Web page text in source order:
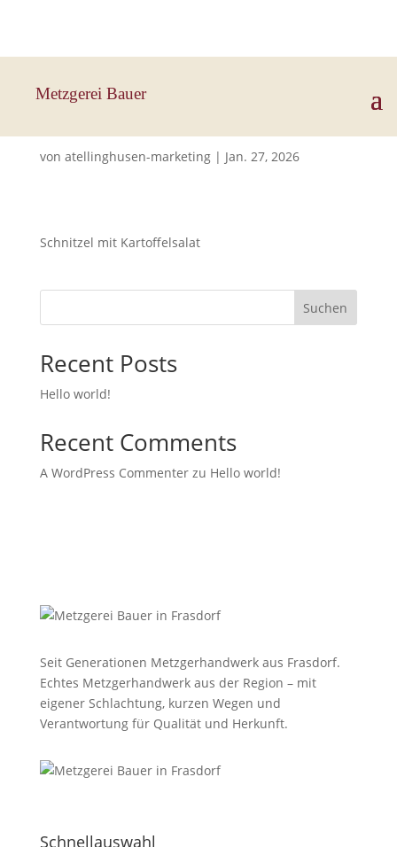
Metzgerei Bauer
von atellinghusen-marketing| Jan. 27, 2026
Schnitzel mit Kartoffelsalat
Suchen
Recent Posts
Hello world!
Recent Comments
A WordPress Commenterzu Hello world!
Seit Generationen Metzgerhandwerk aus Frasdorf.
Echtes Metzgerhandwerk aus der Region – mit
eigener Schlachtung, kurzen Wegen und
Verantwortung für Qualität und Herkunft.
Schnellauswahl